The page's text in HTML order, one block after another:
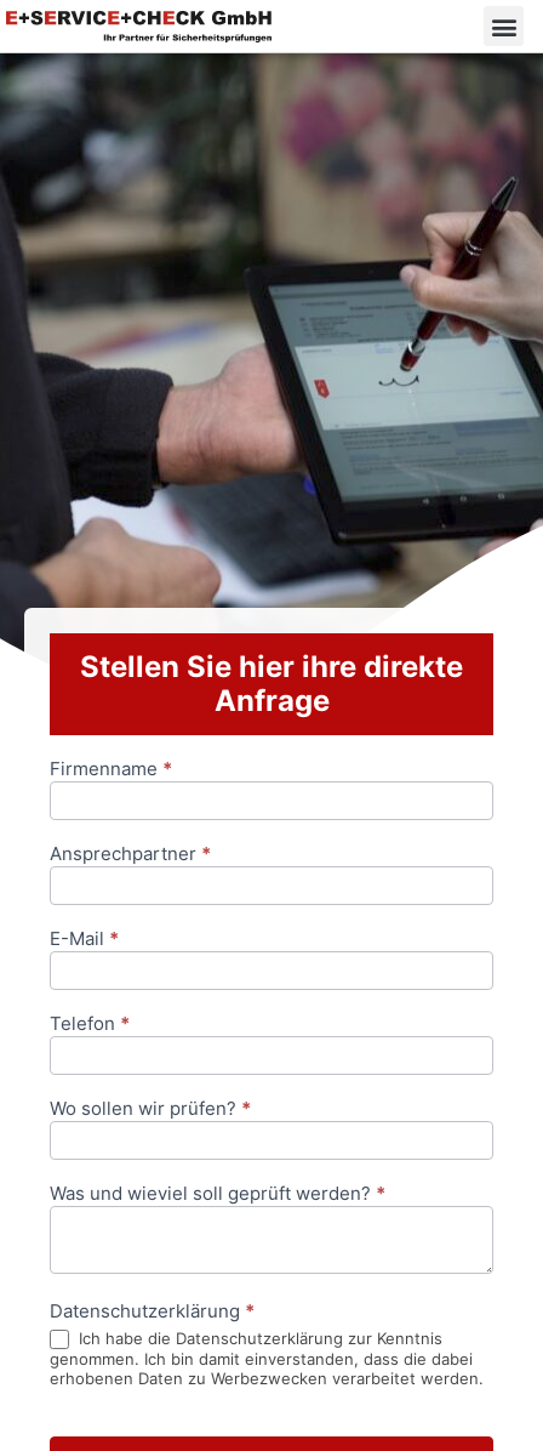
Stellen Sie hier ihre direkte
Anfrage
Anfrageformular
Firmenname *
Ansprechpartner *
E-Mail *
Telefon *
Wo sollen wir prüfen? *
Was und wieviel soll geprüft werden? *
Datenschutzerklärung *
Ich habe die Datenschutzerklärung zur Kenntnis
genommen. Ich bin damit einverstanden, dass die dabei
erhobenen Daten zu Werbezwecken verarbeitet werden.